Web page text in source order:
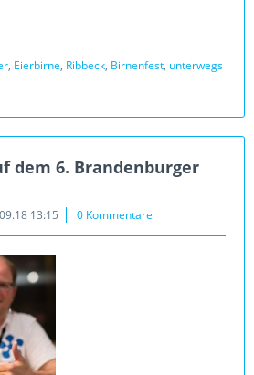
, Eierbirne, Ribbeck, Birnenfest, unterwegs
dem 6. Brandenburger
13:15 0 Kommentare